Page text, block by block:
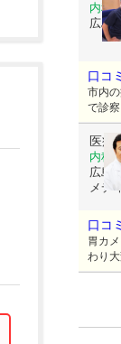
内科,
広島
口コ
市内
で診
医療
内科,
広島
メデ
口コ
胃カ
わり